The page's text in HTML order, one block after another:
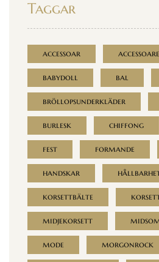
Taggar
accessoar
babydoll bal
bröllopsunderkläder
burlesk chiffong
fest formande
handskar
korsettbälte
midjekorsett
mode morgonrock